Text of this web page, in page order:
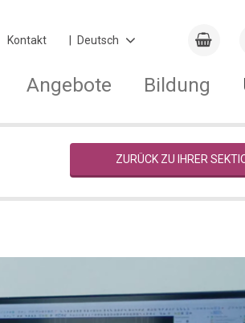
Kontakt
Angebote Bildung
ZURÜCK ZU IHRER